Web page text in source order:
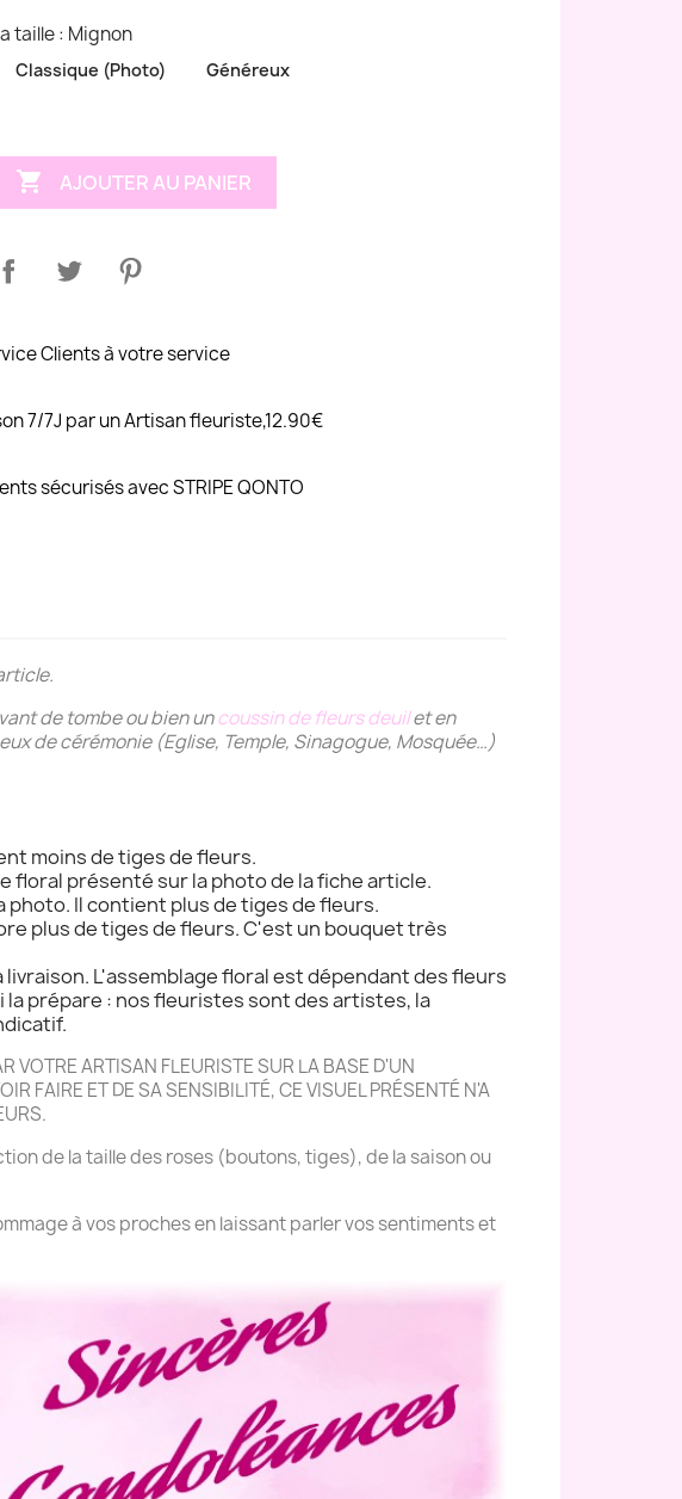
taille : Mignon
Classique (Photo) Généreux
 AJOUTER AU PANIER
Clients à votre service
7/7J par un Artisan fleuriste,12.90€
sécurisés avec STRIPE QONTO
de tombe ou bien uncoussin de fleurs deuilet en
de cérémonie (Eglise, Temple, Sinagogue, Mosquée…)
moins de tiges de fleurs.
floral présenté sur la photo de la fiche article.
photo. Il contient plus de tiges de fleurs.
plus de tiges de fleurs. C'est un bouquet très
L'assemblage floral est dépendant des fleurs
prépare : nos fleuristes sont des artistes, la
VOTRE ARTISAN FLEURISTE SUR LA BASE D'UN
FAIRE ET DE SA SENSIBILITÉ, CE VISUEL PRÉSENTÉ N'A
de la taille des roses (boutons, tiges), de la saison ou
à vos proches en laissant parler vos sentiments et